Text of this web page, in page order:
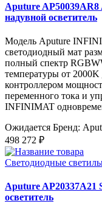
Aputure
надувной осветитель
Модель Aputure
светодиодный мат
полный спектр
температуры от
контроллером
переменного тока и
INFINIMAT
Ожидается Бренд:
498 272 ₽
Светодиодные
Aputure AP20337A21
осветитель